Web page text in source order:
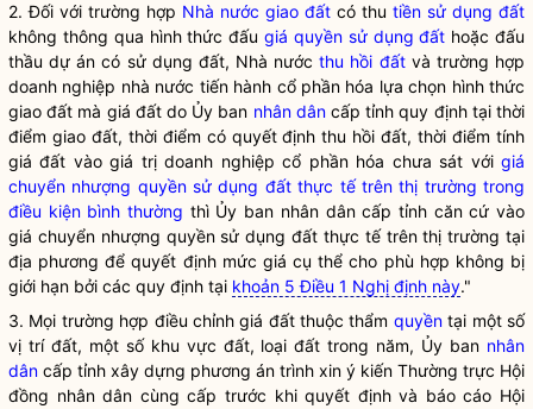
2. Đối với trường hợp Nhà nước giao đất có thu tiền sử dụng đất
không thông qua hình thức đấu giá quyền sử dụng đất hoặc đấu
thầu dự án có sử dụng đất, Nhà nướcthu hồi đấtvà trường hợp
doanh nghiệp nhà nước tiến hành cổ phần hóa lựa chọn hình thức
giao đất mà giá đất do Ủy ban nhân dâncấp tỉnh quy định tại thời
điểm giao đất, thời điểm có quyết địnhthu hồi đất, thời điểm tính
giá đất vào giá trị doanh nghiệp cổ phần hóa chưa sát với giá
chuyển nhượng quyền sử dụng đất thực tế trên thị trường trong
điều kiện bình thường thì Ủy ban nhân dâncấp tỉnh căn cứ vào
giá chuyển nhượng quyền sử dụng đất thực tế trên thị trường tại
địa phương để quyết định mức giá cụ thể cho phù hợp không bị
giới hạn bởi các quy định tại khoản 5 Điều 1 Nghị định này."
3. Mọi trường hợp điều chỉnhgiá đất thuộc thẩm quyềntại một số
vị trí đất, một số khu vực đất, loại đất trong năm, Ủy ban nhân
dân cấp tỉnh xây dựng phương án trình xin ý kiến Thường trực Hội
đồng nhân dân cùng cấp trước khi quyết định và báo cáo Hội